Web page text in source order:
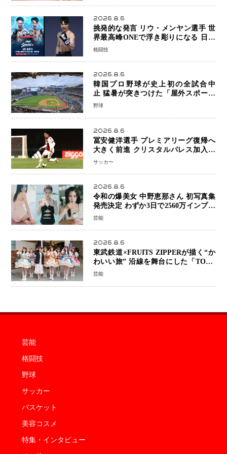
2026.8.6
挑発的な発言 リウ・メンヤン選手 世
界最高峰ONEで浮き彫りになる 日本
キックボクシングが直面する“技術
格闘技
2026.8.6
韓国プロ野球が史上初の全試合中
止 猛暑が突きつけた「屋外スポーツ
の限界」 日本発のドーム型施設時代
野球
2026.8.6
冨安健洋選手 プレミアリーグ復帰へ
大きく前進 クリスタルパレス加入目
前 メディカルチェックも通過
サッカー
2026.8.6
令和の爆美女 中野恵那さん 初写真集
発売決定 わずか3日で2560万インプレ
ッションを記録した話題の美貌を凝縮
芸能
2026.8.6
東武鉄道×FRUITS ZIPPERが描く“か
わいい旅” 沿線を舞台にした「TOBU
KAWAII PROJECT」が開幕
芸能
芸能
格闘技
野球
サッカー
バスケット
美容コスメ
特集・インタビュー